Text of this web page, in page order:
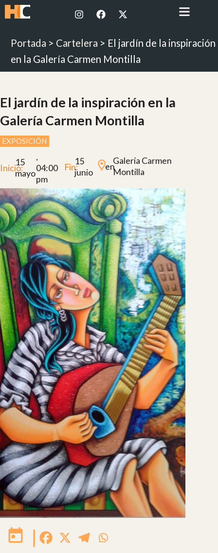
I
n
t
a
g
r
a
F
a
b
o
o
k
X
-
i
t
t
e
Portada > Cartelera > El jardín de la inspiración
en la Galería Carmen Montilla
El jardín de la inspiración en la
Galería Carmen Montilla
EXPOSICIÓN
Inicio:
15
mayo
,
04:00
pm
Fin:
15
junio
en
Galería Carmen
Montilla